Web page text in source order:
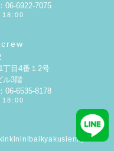
06-6922-7075
18:00
丁目4番１2号
ル3階
06-6535-8178
18:00